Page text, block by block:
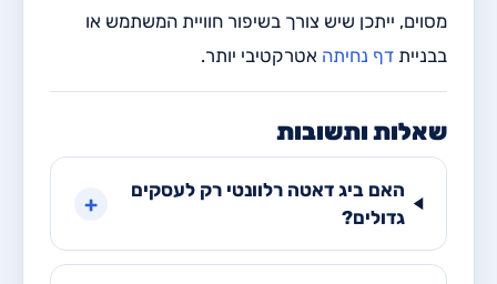
מסוים, ייתכן שיש צורך בשיפור חוויית המשתמש או
בבניית דף נחיתה אטרקטיבי יותר.
שאלות ותשובות
האם ביג דאטה רלוונטי רק לעסקים
גדולים?
+